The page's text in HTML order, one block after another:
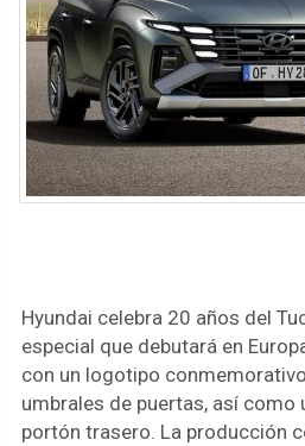
Hyundai celebra 20 años del
especial que debutará en
con un logotipo
umbrales de puertas, así como
portón trasero. La producción